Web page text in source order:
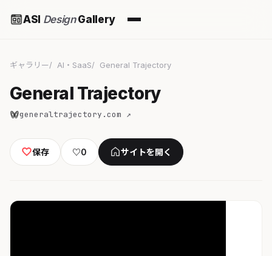
ASI DesignGallery
ギャラリー AI・SaaS General Trajectory
General Trajectory
generaltrajectory.com ↗
保存 ♡0 サイトを開く